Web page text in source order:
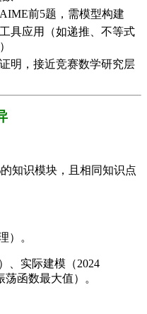
前5题，需模型构建
具应用（如递推、不等式
明，接近竞赛数学研究层
知识模块，且相同知识点
）。
、实际建模（2024
函数最大值）。